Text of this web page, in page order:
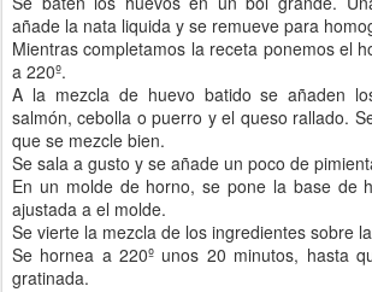
añade la nata liquida y se remueve para
Mientras completamos la receta ponemos el
a 220º.
A la mezcla de huevo batido se añaden
salmón, cebolla o puerro y el queso rallado.
que se mezcle bien.
Se sala a gusto y se añade un poco de
En un molde de horno, se pone la base de
ajustada a el molde.
Se vierte la mezcla de los ingredientes sobre
Se hornea a 220º unos 20 minutos, hasta
gratinada.